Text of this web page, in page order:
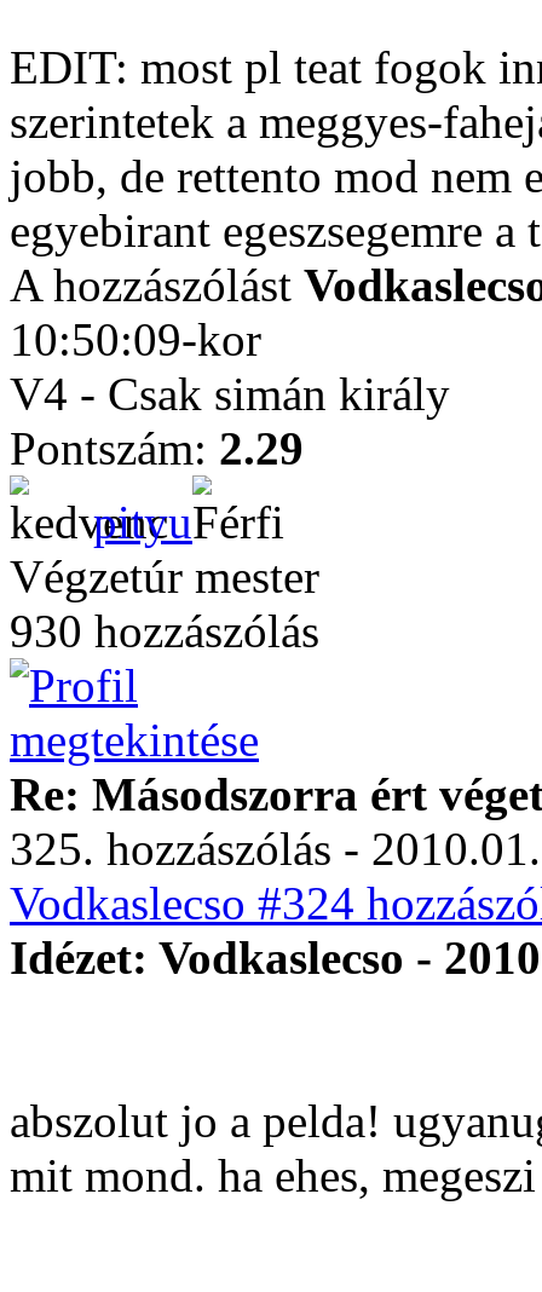
EDIT: most pl teat fogok
szerintetek a meggyes-
jobb, de rettento mod nem
egyebirant egeszsegemre a
A hozzászólást
10:50:09-kor
V4 - Csak simán király
Pontszám: 2.29
pityu
Végzetúr mester
930 hozzászólás
Re: Másodszorra ért
325. hozzászólás -
Vodkaslecso #324
Idézet: Vodkaslecso -
abszolut jo a pelda!
mit mond. ha ehes,